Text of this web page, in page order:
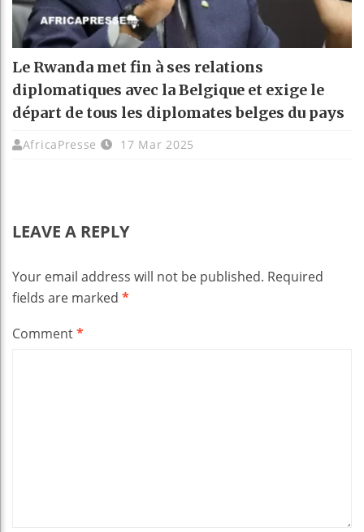
Le Rwanda met fin à ses relations
diplomatiques avec la Belgique et exige le
départ de tous les diplomates belges du pays
AfricaPresse 17 Mar 2025
LEAVE A REPLY
Your email address will not be published. Required
fields are marked *
Comment*